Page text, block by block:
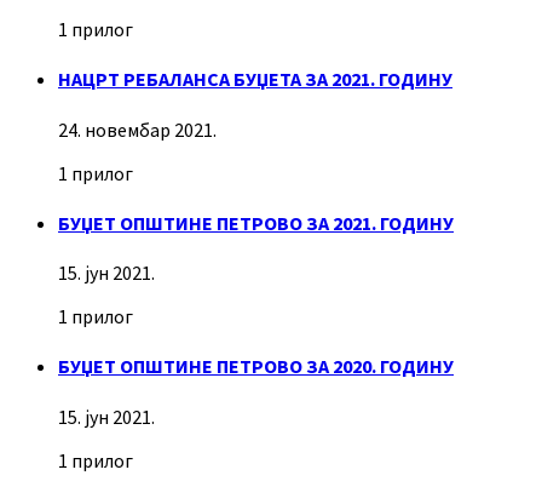
1 прилог
НАЦРТ РЕБАЛАНСА БУЏЕТА ЗА 2021. ГОДИНУ
24. новембар 2021.
1 прилог
БУЏЕТ ОПШТИНЕ ПЕТРОВО ЗА 2021. ГОДИНУ
15. јун 2021.
1 прилог
БУЏЕТ ОПШТИНЕ ПЕТРОВО ЗА 2020. ГОДИНУ
15. јун 2021.
1 прилог